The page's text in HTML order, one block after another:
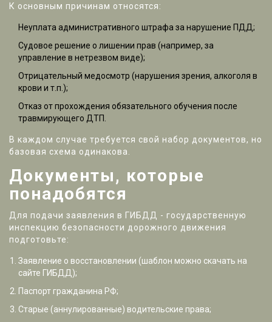
К основным причинам относятся:
Неуплата административного штрафа за нарушение ПДД;
Судовое решение о лишении прав (например, за
управление в нетрезвом виде);
Отрицательный медосмотр (нарушения зрения, алкоголя в
крови и т.п.);
Отказ от прохождения обязательного обучения после
травмирующего ДТП.
В каждом случае требуется свой набор документов, но
базовая схема одинакова.
Документы, которые
понадобятся
Для подачи заявления в ГИБДД
- государственную
инспекцию безопасности дорожного движения
подготовьте:
Заявление о восстановлении (шаблон можно скачать на
сайте ГИБДД);
Паспорт гражданина РФ;
Старые (аннулированные) водительские права;